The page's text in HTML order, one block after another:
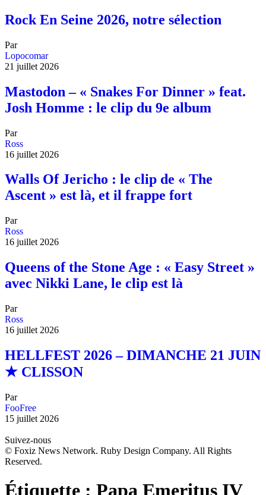
Rock En Seine 2026, notre sélection
Par
Lopocomar
21 juillet 2026
Mastodon – « Snakes For Dinner » feat.
Josh Homme : le clip du 9e album
Par
Ross
16 juillet 2026
Walls Of Jericho : le clip de « The
Ascent » est là, et il frappe fort
Par
Ross
16 juillet 2026
Queens of the Stone Age : « Easy Street »
avec Nikki Lane, le clip est là
Par
Ross
16 juillet 2026
HELLFEST 2026 – DIMANCHE 21 JUIN
★ CLISSON
Par
FooFree
15 juillet 2026
Suivez-nous
© Foxiz News Network. Ruby Design Company. All Rights
Reserved.
Étiquette : Papa Emeritus IV